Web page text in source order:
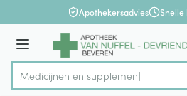
Ga naar de inhoudApothekersadvies Snelle
Menu
Product, merk, categorie...
M